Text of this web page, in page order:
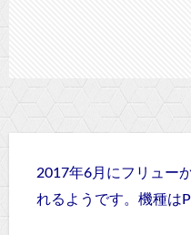
2017年6月にフリュー
れるようです。機種は